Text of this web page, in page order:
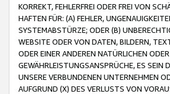
KORREKT, FEHLERFREI ODER FREI VON
HAFTEN FÜR: (A) FEHLER,
SYSTEMABSTÜRZE; ODER (B)
WEBSITE ODER VON DATEN, BILDERN,
ODER EINER ANDEREN NATÜRLICHEN
GEWÄHRLEISTUNGSANSPRÜCHE, ES SEIN
UNSERE VERBUNDENEN UNTERNEHMEN
AUFGRUND (X) DES VERLUSTS VON